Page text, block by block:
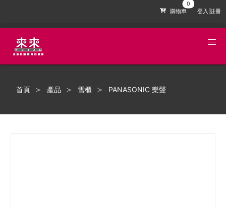
購物車 登入|註冊
首頁 產品 雪櫃 PANASONIC 樂聲